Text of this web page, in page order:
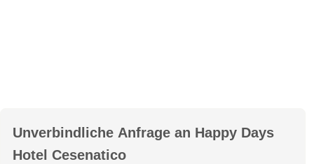
Unverbindliche Anfrage an Happy Days
Hotel Cesenatico